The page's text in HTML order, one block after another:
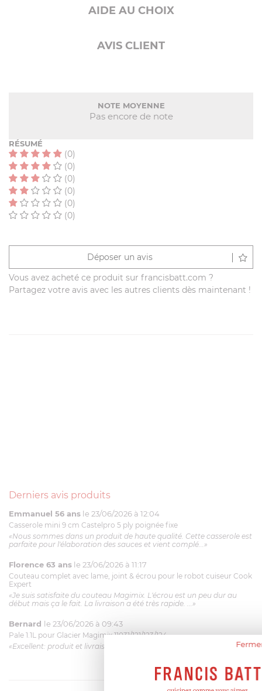
AIDE AU CHOIX
AVIS CLIENT
NOTE MOYENNE
Pas encore de note
RÉSUMÉ
(0)
(0)
(0)
(0)
(0)
(0)
Déposer un avis
Vous avez acheté ce produit sur francisbatt.com ?
Partagez votre avis avec les autres clients dès maintenant !
Derniers avis produits
Emmanuel 56 ans le 23/06/2026 à 12:04
Casserole mini 9 cm Castelpro 5 ply poignée fixe
«Nous sommes dans un produit de haute qualité. Cette casserole est
parfaite pour l'élaboration des sauces et vient complé...»
Florence 63 ans le 23/06/2026 à 11:17
Couteau complet avec lame, joint & écrou pour le robot cuiseur Cook
Expert
«Je suis satisfaite du couteau Magimix. L'écrou est un peu dur au
début mais ça le fait. La livraison a été très rapide. ...»
Bernard le 23/06/2026 à 09:43
Pale 1.1L pour Glacier Magimix 11031/121/123/124
«Excellent: produit et livraison»